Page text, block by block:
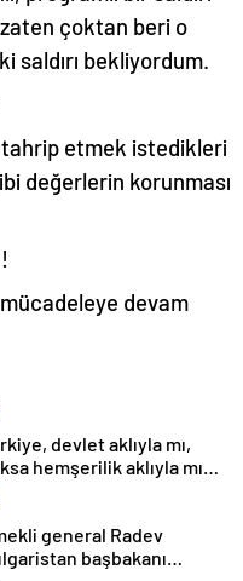
çoktan beri o
saldırı bekliyordum.
tahrip etmek istedikleri
değerlerin korunması
devam
devlet aklıyla mı,
hemşerilik aklıyla mı
general Radev
başbakanı